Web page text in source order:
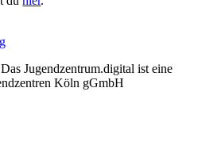
Jugendzentrum.digital ist eine
Köln gGmbH